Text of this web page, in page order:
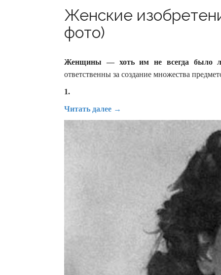
Женские
фото)
Женщины — хоть им не всегда было
ответственны за создание множества
1.
Читать далее →